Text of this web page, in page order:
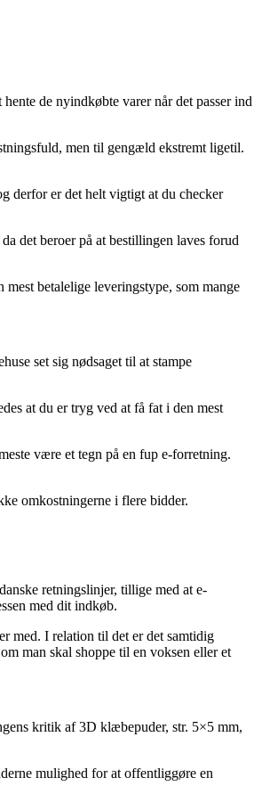
de nyindkøbte varer når det passer ind
men til gengæld ekstremt ligetil.
derfor er det helt vigtigt at du checker
det beroer på at bestillingen laves forud
betalelige leveringstype, som mange
set sig nødsaget til at stampe
at du er tryg ved at få fat i den mest
være et tegn på en fup e-forretning.
omkostningerne i flere bidder.
retningslinjer, tillige med at e-
med dit indkøb.
med. I relation til det er det samtidig
man skal shoppe til en voksen eller et
kritik af 3D klæbepuder, str. 5×5 mm,
mulighed for at offentliggøre en